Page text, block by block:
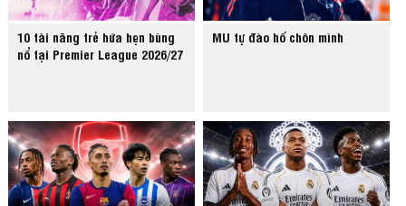
10 tài năng trẻ hứa hẹn bùng
nổ tại Premier League 2026/27
MU tự đào hố chôn mình